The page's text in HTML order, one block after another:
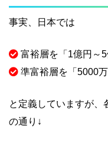
事実、日本では
富裕層を「1億円～
準富裕層を「5000
と定義していますが、
の通り↓